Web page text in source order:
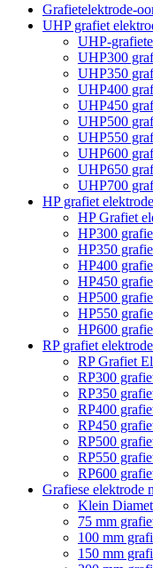
Grafietelektrode-
UHP grafiet
UHP-
UHP300
UHP350
UHP400
UHP450
UHP500
UHP550
UHP600
UHP650
UHP700
HP grafiet elektrode
HP Grafiet
HP300
HP350
HP400
HP450
HP500
HP550
HP600
RP grafiet elektrode
RP Grafiet
RP300
RP350
RP400
RP450
RP500
RP550
RP600
Grafiese elektrode
Klein
75 mm
100 mm
150 mm